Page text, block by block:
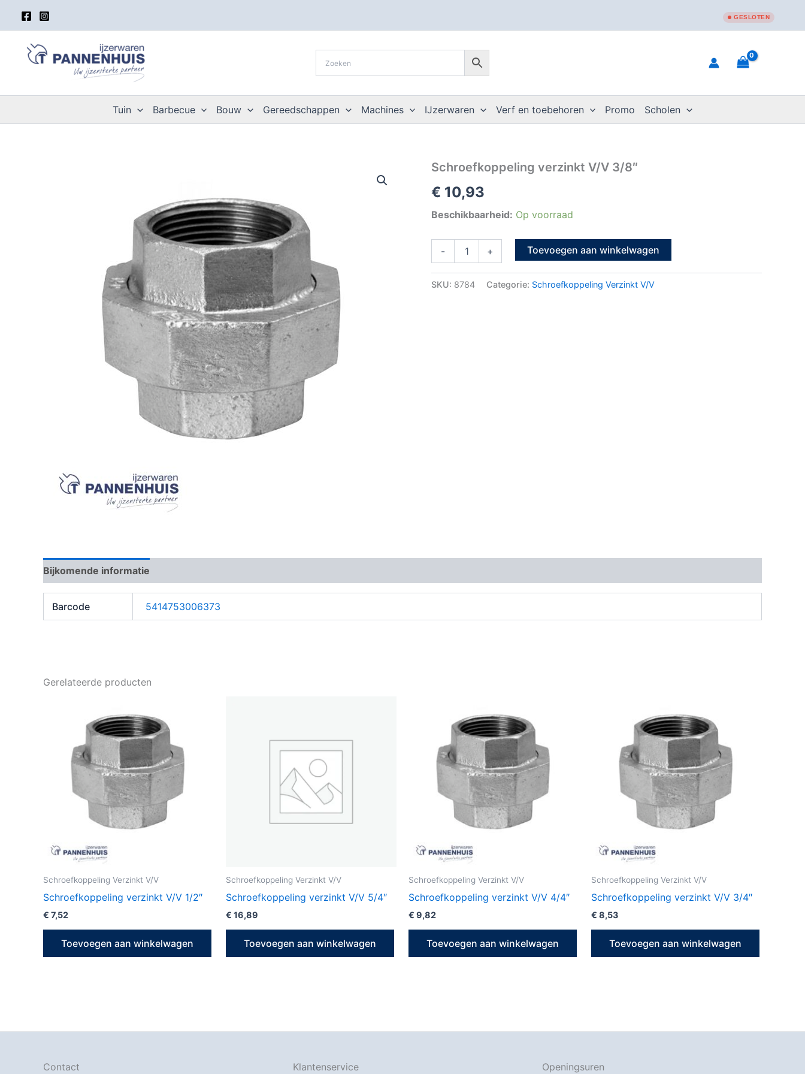
inhoud
GESLOTEN
Tuin Barbecue Bouw Gereedschappen Machines IJzerwaren Verf en toebehoren Promo Scholen
Schroefkoppeling verzinkt V/V 3/8″
€ 10,93
Beschikbaarheid: Op voorraad
-
Schroefkoppeling
V/V
3/8"
aantal
+ Toevoegen aan winkelwagen
SKU: 8784 Categorie: Schroefkoppeling Verzinkt V/V
Bijkomende informatie
Barcode 5414753006373
Gerelateerde producten
Schroefkoppeling Verzinkt V/V
Schroefkoppeling verzinkt V/V 1/2″
€ 7,52
Toevoegen aan winkelwagen
Schroefkoppeling Verzinkt V/V
Schroefkoppeling verzinkt V/V 5/4″
€ 16,89
Toevoegen aan winkelwagen
Schroefkoppeling Verzinkt V/V
Schroefkoppeling verzinkt V/V 4/4″
€ 9,82
Toevoegen aan winkelwagen
Schroefkoppeling Verzinkt V/V
Schroefkoppeling verzinkt V/V 3/4″
€ 8,53
Toevoegen aan winkelwagen
Contact Klantenservice Openingsuren